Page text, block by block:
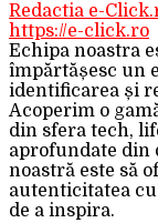
Redactia e-
https://e-click.ro
Echipa noastra
împărtășesc un
identificarea și
Acoperim o
din sfera tech,
aprofundate
noastră este să
autenticitatea
de a inspira.